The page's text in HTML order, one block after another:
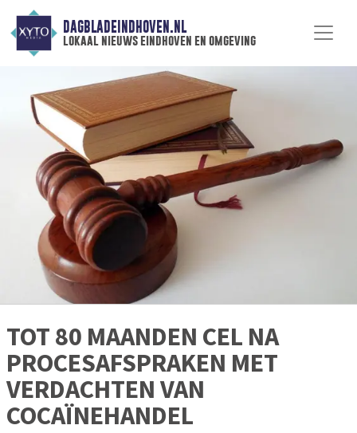
DAGBLADEINDHOVEN.NL
lokaal nieuws eindhoven en omgeving
TOT 80 MAANDEN CEL NA
PROCESAFSPRAKEN MET
VERDACHTEN VAN
COCAÏNEHANDEL